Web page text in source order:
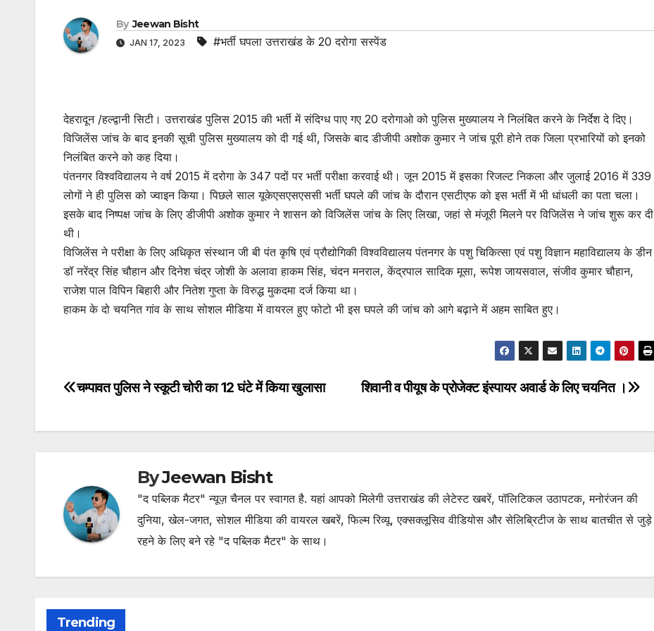
By Jeewan Bisht
JAN 17, 2023 #भर्ती घपला उत्तराखंड के 20 दरोगा सस्पेंड
देहरादून /हल्द्वानी सिटी। उत्तराखंड पुलिस 2015 की भर्ती में संदिग्ध पाए गए 20 दरोगाओ को पुलिस मुख्यालय ने निलंबित करने के निर्देश दे दिए।
विजिलेंस जांच के बाद इनकी सूची पुलिस मुख्यालय को दी गई थी, जिसके बाद डीजीपी अशोक कुमार ने जांच पूरी होने तक जिला प्रभारियों को इनको
निलंबित करने को कह दिया।
पंतनगर विश्वविद्यालय ने वर्ष 2015 में दरोगा के 347 पदों पर भर्ती परीक्षा करवाई थी। जून 2015 में इसका रिजल्ट निकला और जुलाई 2016 में 339
लोगों ने ही पुलिस को ज्वाइन किया। पिछले साल यूकेएसएसएससी भर्ती घपले की जांच के दौरान एसटीएफ को इस भर्ती में भी धांधली का पता चला।
इसके बाद निष्पक्ष जांच के लिए डीजीपी अशोक कुमार ने शासन को विजिलेंस जांच के लिए लिखा, जहां से मंजूरी मिलने पर विजिलेंस ने जांच शुरू कर दी
थी।
विजिलेंस ने परीक्षा के लिए अधिकृत संस्थान जी बी पंत कृषि एवं प्रौद्योगिकी विश्वविद्यालय पंतनगर के पशु चिकित्सा एवं पशु विज्ञान महाविद्यालय के डीन
डॉ नरेंद्र सिंह चौहान और दिनेश चंद्र जोशी के अलावा हाकम सिंह, चंदन मनराल, केंद्रपाल सादिक मूसा, रूपेश जायसवाल, संजीव कुमार चौहान,
राजेश पाल विपिन बिहारी और नितेश गुप्ता के विरुद्ध मुकदमा दर्ज किया था।
हाकम के दो चयनित गांव के साथ सोशल मीडिया में वायरल हुए फोटो भी इस घपले की जांच को आगे बढ़ाने में अहम साबित हुए।
Post
शिवानी व पीयूष के प्रोजेक्ट इंस्पायर अवार्ड के लिए चयनित ।
चम्पावत पुलिस ने स्कूटी चोरी का 12 घंटे में किया खुलासा
ByJeewan Bisht
"द पब्लिक मैटर" न्यूज़ चैनल पर स्वागत है. यहां आपको मिलेगी उत्तराखंड की लेटेस्ट खबरें, पॉलिटिकल उठापटक, मनोरंजन की
दुनिया, खेल-जगत, सोशल मीडिया की वायरल खबरें, फिल्म रिव्यू, एक्सक्लूसिव वीडियोस और सेलिब्रिटीज के साथ बातचीत से जुड़े
रहने के लिए बने रहे "द पब्लिक मैटर" के साथ।
Trending